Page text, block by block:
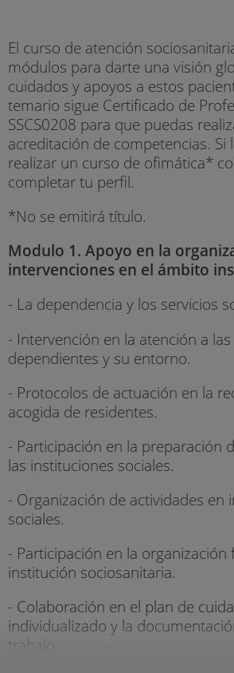
El curso de atención
módulos para darte una visión
cuidados y apoyos a estos
temario sigue Certificado de
SSCS0208 para que puedas
acreditación de competencias. Si
realizar un curso de ofimática*
completar tu perfil.
*No se emitirá título.
Modulo 1. Apoyo en la
intervenciones en el ámbito
- La dependencia y los servicios
- Intervención en la atención a
dependientes y su entorno.
- Protocolos de actuación en la
acogida de residentes.
- Participación en la preparación
las instituciones sociales.
- Organización de actividades en
sociales.
- Participación en la
institución sociosanitaria.
- Colaboración en el plan de
individualizado y la
trabajo.